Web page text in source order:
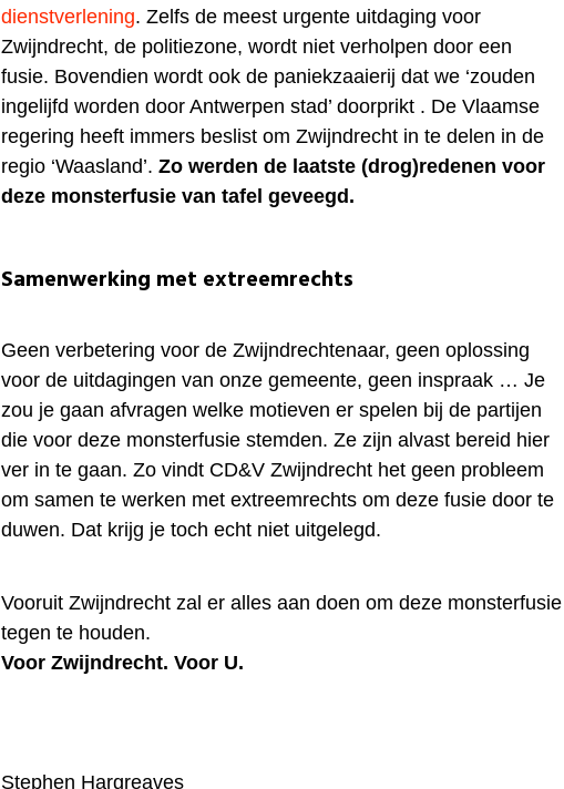
dienstverlening. Zelfs de meest urgente uitdaging voor
Zwijndrecht, de politiezone, wordt niet verholpen door een
fusie. Bovendien wordt ook de paniekzaaierij dat we ‘zouden
ingelijfd worden door Antwerpen stad’ doorprikt . De Vlaamse
regering heeft immers beslist om Zwijndrecht in te delen in de
regio ‘Waasland’.Zo werden de laatste (drog)redenen voor
deze monsterfusie van tafel geveegd.
Samenwerking met extreemrechts
Geen verbetering voor de Zwijndrechtenaar, geen oplossing
voor de uitdagingen van onze gemeente, geen inspraak … Je
zou je gaan afvragen welke motieven er spelen bij de partijen
die voor deze monsterfusie stemden. Ze zijn alvast bereid hier
ver in te gaan.Zo vindt CD&V Zwijndrecht het geen probleem
om samen te werken met extreemrechts om deze fusie door te
duwen. Dat krijg je toch echt niet uitgelegd.
Vooruit Zwijndrecht zal er alles aan doen om deze monsterfusie
tegen te houden.
Voor Zwijndrecht. Voor U.
Stephen Hargreaves